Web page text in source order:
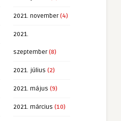
2021. november(4)
2021.
szeptember(8)
2021. július (2)
2021. május (9)
2021. március (10)